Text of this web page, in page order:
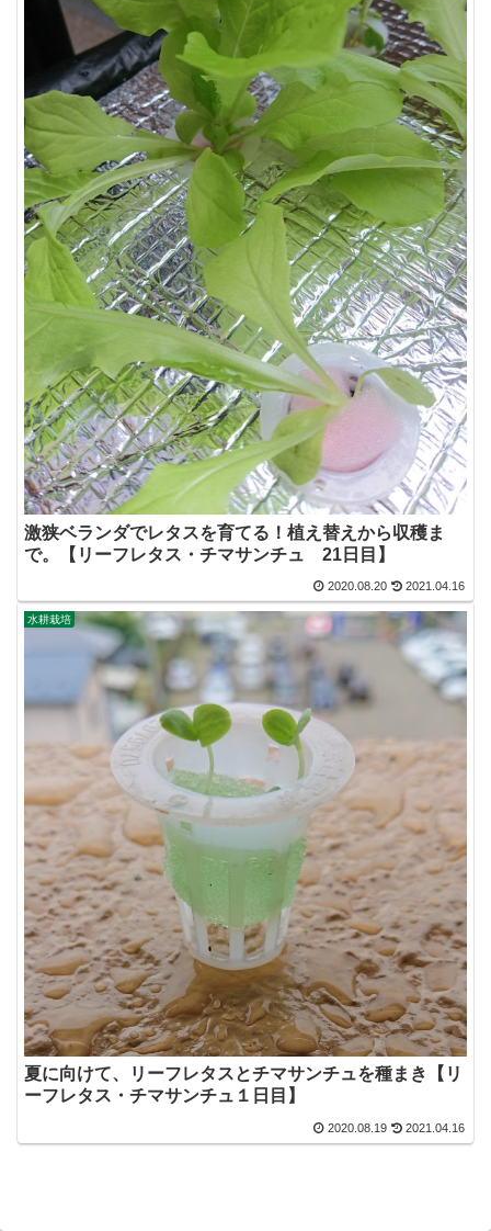
激狭ベランダでレタスを育てる！植え替えから収穫ま
で。【リーフレタス・チマサンチュ 21日目】
2020.08.20 2021.04.16
水耕栽培
夏に向けて、リーフレタスとチマサンチュを種まき【リ
ーフレタス・チマサンチュ１日目】
2020.08.19 2021.04.16